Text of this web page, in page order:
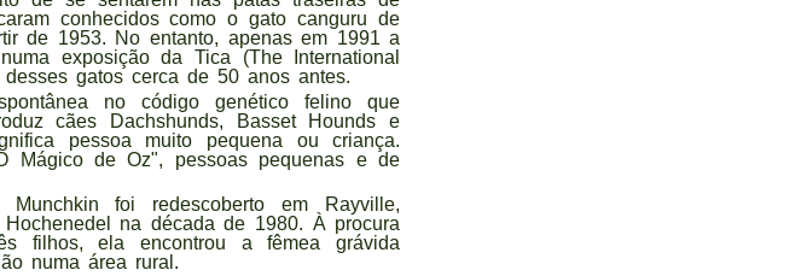
conhecidos como o gato canguru de
de 1953. No entanto, apenas em 1991 a
exposição da Tica (The International
gatos cerca de 50 anos antes.
no código genético felino que
cães Dachshunds, Basset Hounds e
pessoa muito pequena ou criança.
Mágico de Oz", pessoas pequenas e de
foi redescoberto em Rayville,
na década de 1980. À procura
filhos, ela encontrou a fêmea grávida
numa área rural.